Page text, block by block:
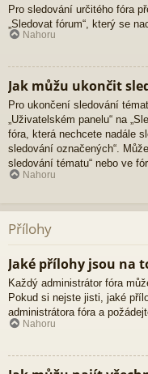
Pro sledování určitého fóra
„Sledovat fórum“, který se
Nahoru
Jak můžu ukončit
Pro ukončení sledování
„Uživatelském panelu“ na
fóra, která nechcete nadále
sledování označených“.
sledování tématu“ nebo ve
Nahoru
Přílohy
Jaké přílohy jsou na
Každý administrátor fóra
Pokud si nejste jisti, jaké
administrátora fóra a
Nahoru